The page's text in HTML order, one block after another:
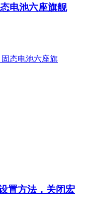
电池六座旗舰
置方法，关闭宏